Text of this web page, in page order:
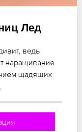
Лед
ведь
наращивание
щадящих